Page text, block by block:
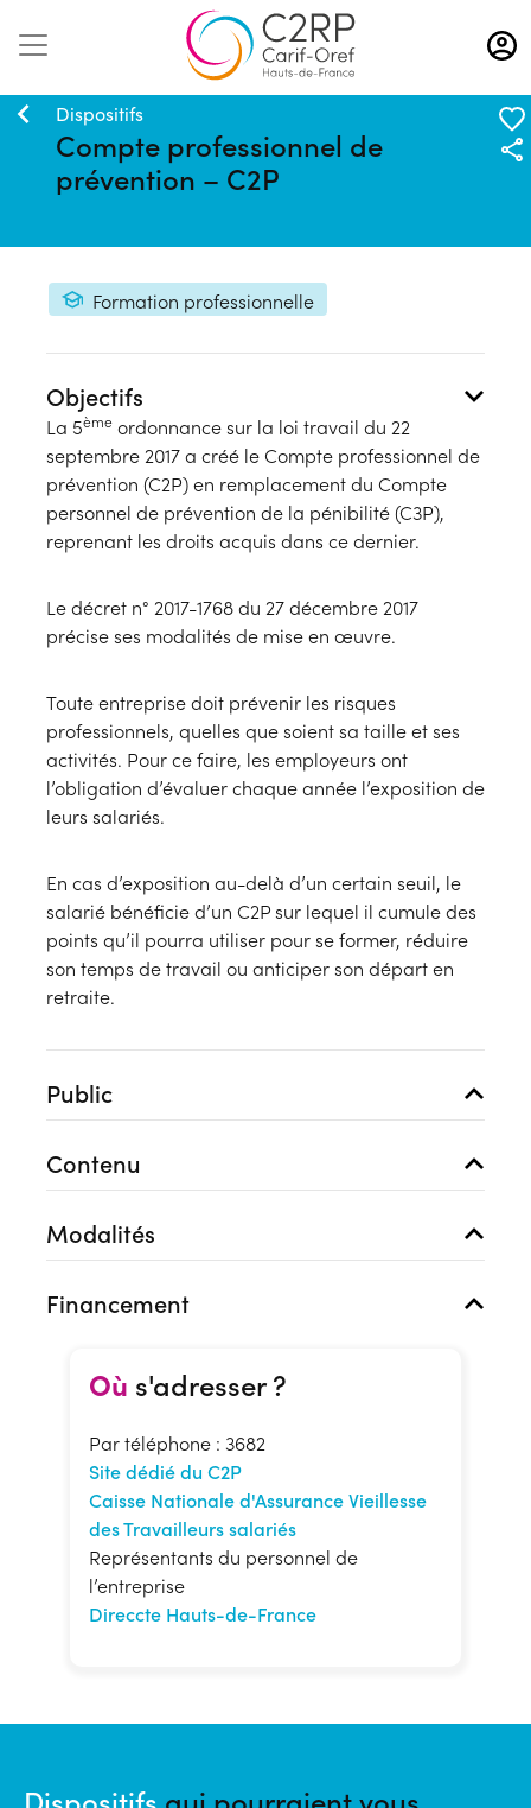
Aller
au
contenu
Dispositifs
Compte professionnel de
prévention – C2P
Formation professionnelle
Objectifs
La 5ème ordonnance sur la loi travail du 22
septembre 2017 a créé le Compte professionnel de
prévention (C2P) en remplacement du Compte
personnel de prévention de la pénibilité (C3P),
reprenant les droits acquis dans ce dernier.
Le décret n° 2017-1768 du 27 décembre 2017
précise ses modalités de mise en œuvre.
Toute entreprise doit prévenir les risques
professionnels, quelles que soient sa taille et ses
activités. Pour ce faire, les employeurs ont
l’obligation d’évaluer chaque année l’exposition de
leurs salariés.
En cas d’exposition au-delà d’un certain seuil, le
salarié bénéficie d’un C2P sur lequel il cumule des
points qu’il pourra utiliser pour se former, réduire
son temps de travail ou anticiper son départ en
retraite.
Public
Contenu
Modalités
Financement
Où s'adresser ?
Par téléphone : 3682
Site dédié du C2P
Caisse Nationale d'Assurance Vieillesse
des Travailleurs salariés
Représentants du personnel de
l’entreprise
Direccte Hauts-de-France